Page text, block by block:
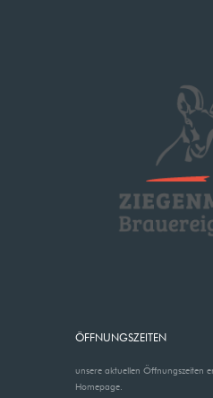
ÖFFNUNGSZEITEN
unsere aktuellen Öffnungszeiten
Homepage.